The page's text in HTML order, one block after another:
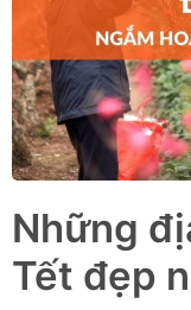
Những
Tết đẹp